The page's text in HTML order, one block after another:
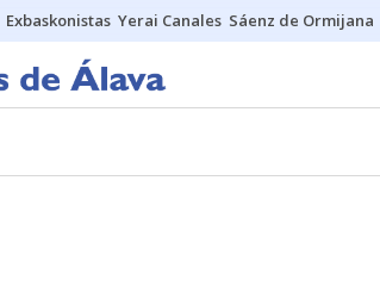
Exbaskonistas Yerai Canales Sáenz de Ormijana